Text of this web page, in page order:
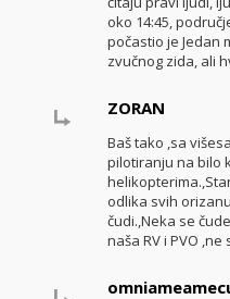
oko 14:45,
počastio je Jedan
zvučnog zida, ali
ZORAN
Baš tako ,sa
pilotiranju na bilo
odlika svih
čudi.,Neka se
naša RV i PVO ,ne